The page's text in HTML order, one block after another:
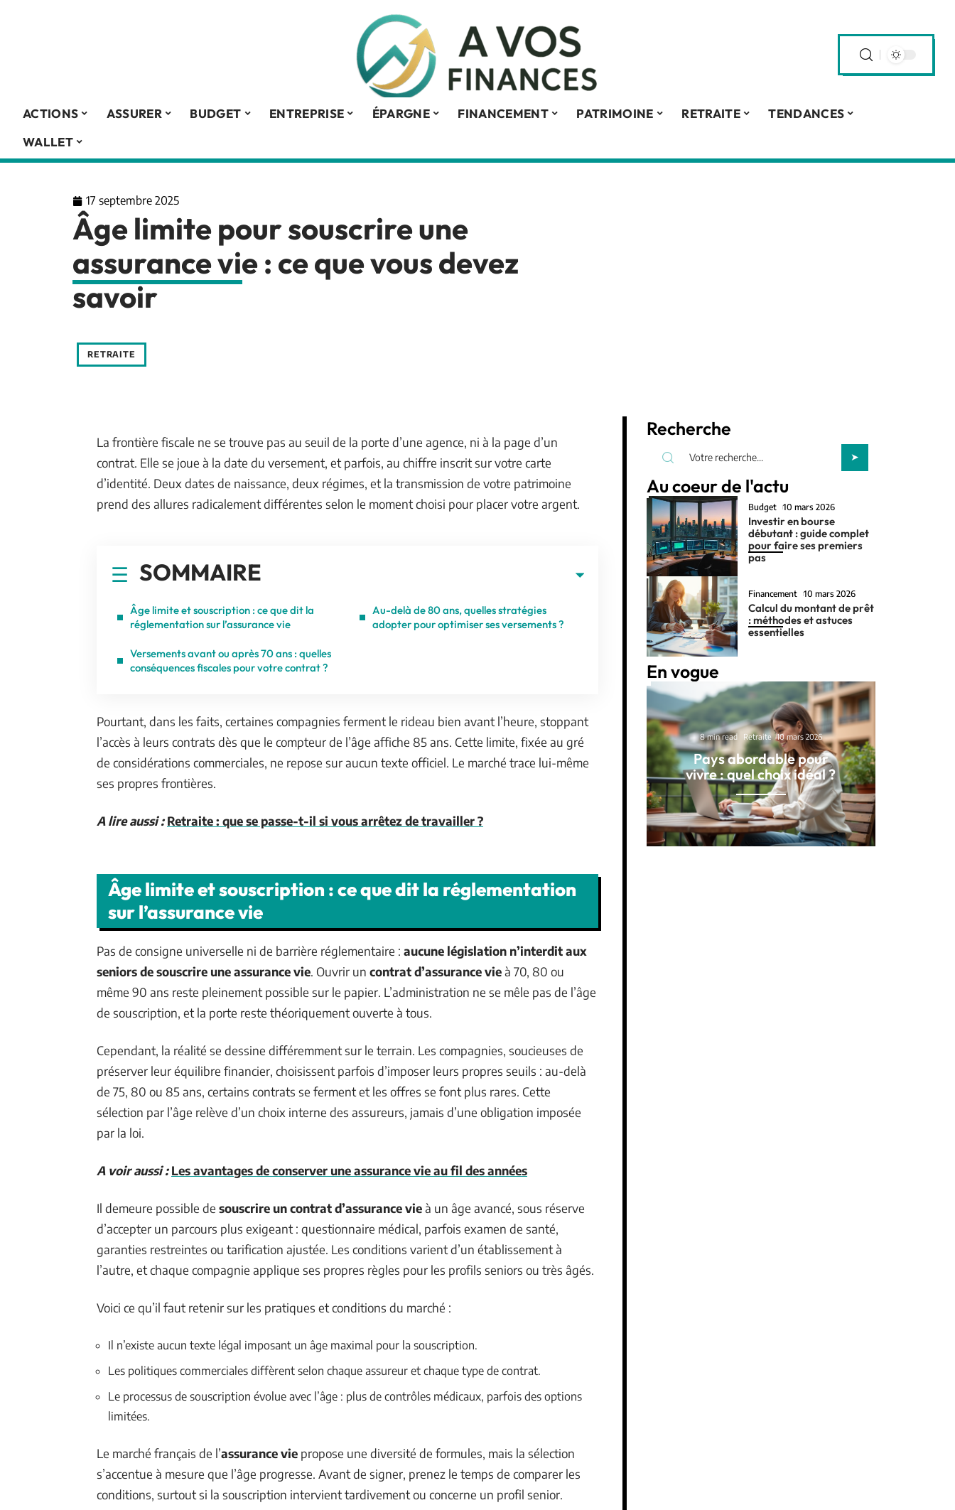
ACTIONS ASSURER BUDGET ENTREPRISE ÉPARGNE FINANCEMENT PATRIMOINE RETRAITE
TENDANCES
WALLET
17 septembre 2025
Âge limite pour souscrire une
assurance vie : ce que vous devez
savoir
RETRAITE
La frontière fiscale ne se trouve pas au seuil de la porte d’une agence, ni à la page d’un
contrat. Elle se joue à la date du versement, et parfois, au chiffre inscrit sur votre carte
d’identité. Deux dates de naissance, deux régimes, et la transmission de votre patrimoine
prend des allures radicalement différentes selon le moment choisi pour placer votre argent.
SOMMAIRE
Âge limite et souscription : ce que dit la
réglementation sur l’assurance vie
Versements avant ou après 70 ans : quelles
conséquences fiscales pour votre contrat ?
Au-delà de 80 ans, quelles stratégies
adopter pour optimiser ses versements ?
Pourtant, dans les faits, certaines compagnies ferment le rideau bien avant l’heure, stoppant
l’accès à leurs contrats dès que le compteur de l’âge affiche 85 ans. Cette limite, fixée au gré
de considérations commerciales, ne repose sur aucun texte officiel. Le marché trace lui-même
ses propres frontières.
A lire aussi : Retraite : que se passe-t-il si vous arrêtez de travailler ?
Âge limite et souscription : ce que dit la réglementation
sur l’assurance vie
Pas de consigne universelle ni de barrière réglementaire : aucune législation n’interdit aux
seniors de souscrire une assurance vie. Ouvrir un contrat d’assurance vieà 70, 80 ou
même 90 ans reste pleinement possible sur le papier. L’administration ne se mêle pas de l’âge
de souscription, et la porte reste théoriquement ouverte à tous.
Cependant, la réalité se dessine différemment sur le terrain. Les compagnies, soucieuses de
préserver leur équilibre financier, choisissent parfois d’imposer leurs propres seuils : au-delà
de 75, 80 ou 85 ans, certains contrats se ferment et les offres se font plus rares. Cette
sélection par l’âge relève d’un choix interne des assureurs, jamais d’une obligation imposée
par la loi.
A voir aussi : Les avantages de conserver une assurance vie au fil des années
Il demeure possible de souscrire un contrat d’assurance vieà un âge avancé, sous réserve
d’accepter un parcours plus exigeant : questionnaire médical, parfois examen de santé,
garanties restreintes ou tarification ajustée. Les conditions varient d’un établissement à
l’autre, et chaque compagnie applique ses propres règles pour les profils seniors ou très âgés.
Voici ce qu’il faut retenir sur les pratiques et conditions du marché :
Il n’existe aucun texte légal imposant un âge maximal pour la souscription.
Les politiques commerciales diffèrent selon chaque assureur et chaque type de contrat.
Le processus de souscription évolue avec l’âge : plus de contrôles médicaux, parfois des options
limitées.
Le marché français de l’assurance vie propose une diversité de formules, mais la sélection
s’accentue à mesure que l’âge progresse. Avant de signer, prenez le temps de comparer les
conditions, surtout si la souscription intervient tardivement ou concerne un profil senior.
Recherche
Au coeur de l'actu
Budget 10 mars 2026
Investir en bourse
débutant : guide complet
pour faire ses premiers
pas
Financement 10 mars 2026
Calcul du montant de prêt
: méthodes et astuces
essentielles
En vogue
8 min read Retraite 10 mars 2026
Pays abordable pour
vivre : quel choix idéal ?